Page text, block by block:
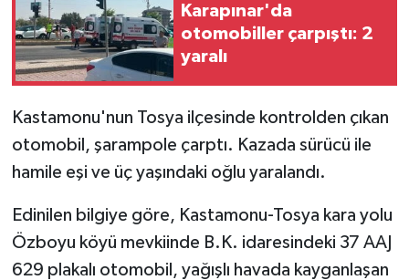
Karapınar'da
otomobiller çarpıştı: 2
yaralı
Kastamonu'nun Tosya ilçesinde kontrolden çıkan
otomobil, şarampole çarptı. Kazada sürücü ile
hamile eşi ve üç yaşındaki oğlu yaralandı.
Edinilen bilgiye göre, Kastamonu-Tosya kara yolu
Özboyu köyü mevkiinde B.K. idaresindeki 37 AAJ
629 plakalı otomobil, yağışlı havada kayganlaşan